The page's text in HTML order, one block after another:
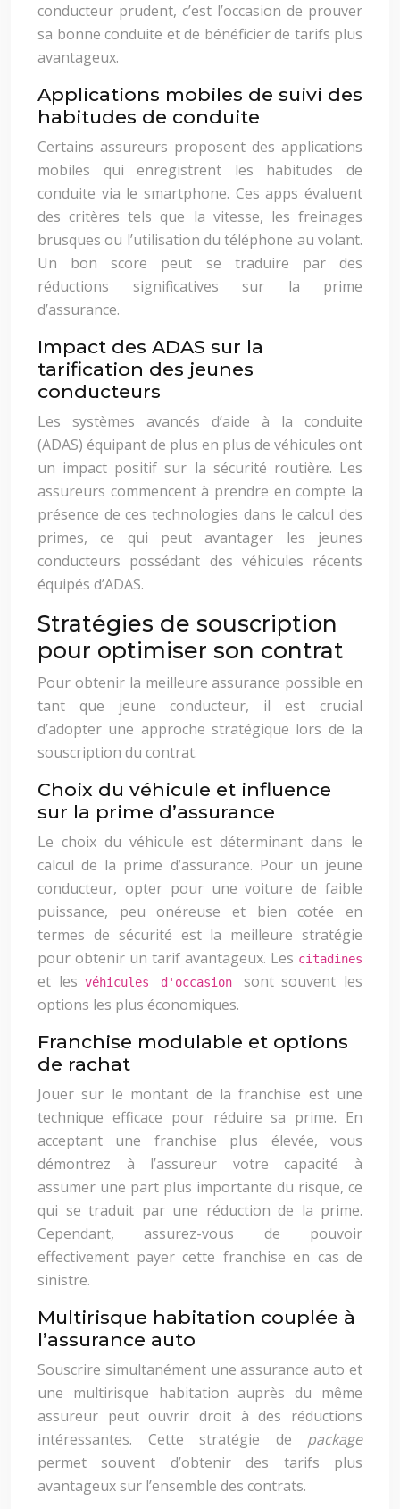
conducteur prudent, c’est l’occasion de prouver
sa bonne conduite et de bénéficier de tarifs plus
avantageux.
Applications mobiles de suivi des
habitudes de conduite
Certains assureurs proposent des applications
mobiles qui enregistrent les habitudes de
conduite via le smartphone. Ces apps évaluent
des critères tels que la vitesse, les freinages
brusques ou l’utilisation du téléphone au volant.
Un bon score peut se traduire par des
réductions significatives sur la prime
d’assurance.
Impact des ADAS sur la
tarification des jeunes
conducteurs
Les systèmes avancés d’aide à la conduite
(ADAS) équipant de plus en plus de véhicules ont
un impact positif sur la sécurité routière. Les
assureurs commencent à prendre en compte la
présence de ces technologies dans le calcul des
primes, ce qui peut avantager les jeunes
conducteurs possédant des véhicules récents
équipés d’ADAS.
Stratégies de souscription
pour optimiser son contrat
Pour obtenir la meilleure assurance possible en
tant que jeune conducteur, il est crucial
d’adopter une approche stratégique lors de la
souscription du contrat.
Choix du véhicule et influence
sur la prime d’assurance
Le choix du véhicule est déterminant dans le
calcul de la prime d’assurance. Pour un jeune
conducteur, opter pour une voiture de faible
puissance, peu onéreuse et bien cotée en
termes de sécurité est la meilleure stratégie
pour obtenir un tarif avantageux. Les citadines
et lesvéhicules d'occasion sont souvent les
options les plus économiques.
Franchise modulable et options
de rachat
Jouer sur le montant de la franchise est une
technique efficace pour réduire sa prime. En
acceptant une franchise plus élevée, vous
démontrez à l’assureur votre capacité à
assumer une part plus importante du risque, ce
qui se traduit par une réduction de la prime.
Cependant, assurez-vous de pouvoir
effectivement payer cette franchise en cas de
sinistre.
Multirisque habitation couplée à
l’assurance auto
Souscrire simultanément une assurance auto et
une multirisque habitation auprès du même
assureur peut ouvrir droit à des réductions
intéressantes. Cette stratégie de package
permet souvent d’obtenir des tarifs plus
avantageux sur l’ensemble des contrats.